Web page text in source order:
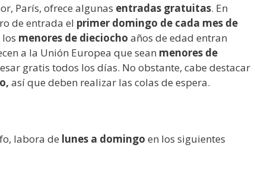
París, ofrece algunas entradas gratuitas. En
de entrada el primer domingo de cada mes de
menores de dieciocho años de edad entran
a la Unión Europea que sean menores de
gratis todos los días. No obstante, cabe destacar
así que deben realizar las colas de espera.
labora de lunes a domingo en los siguientes